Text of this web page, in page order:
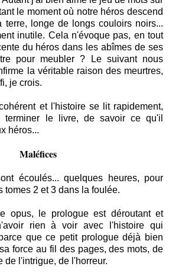
le moment où notre héros descend
terre, longe de longs couloirs noirs...
inutile. Cela n'évoque pas, en tout
du héros dans les abîmes de ses
pour meubler ? Le suivant nous
la véritable raison des meurtres,
je crois.
et l'histoire se lit rapidement,
terminer le livre, de savoir ce qu'il
héros...
Maléfices
écoulés... quelques heures, pour
tomes 2 et 3 dans la foulée.
opus, le prologue est déroutant et
rien à voir avec l'histoire qui
que ce petit prologue déjà bien
force au fil des pages, des mots, de
de l'intrigue, de l'horreur.